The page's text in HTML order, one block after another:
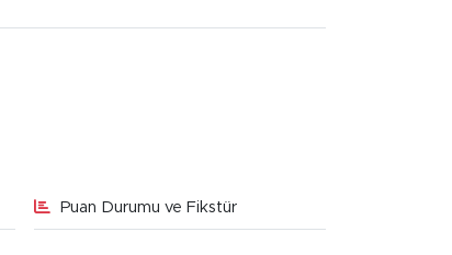
Puan Durumu ve Fikstür